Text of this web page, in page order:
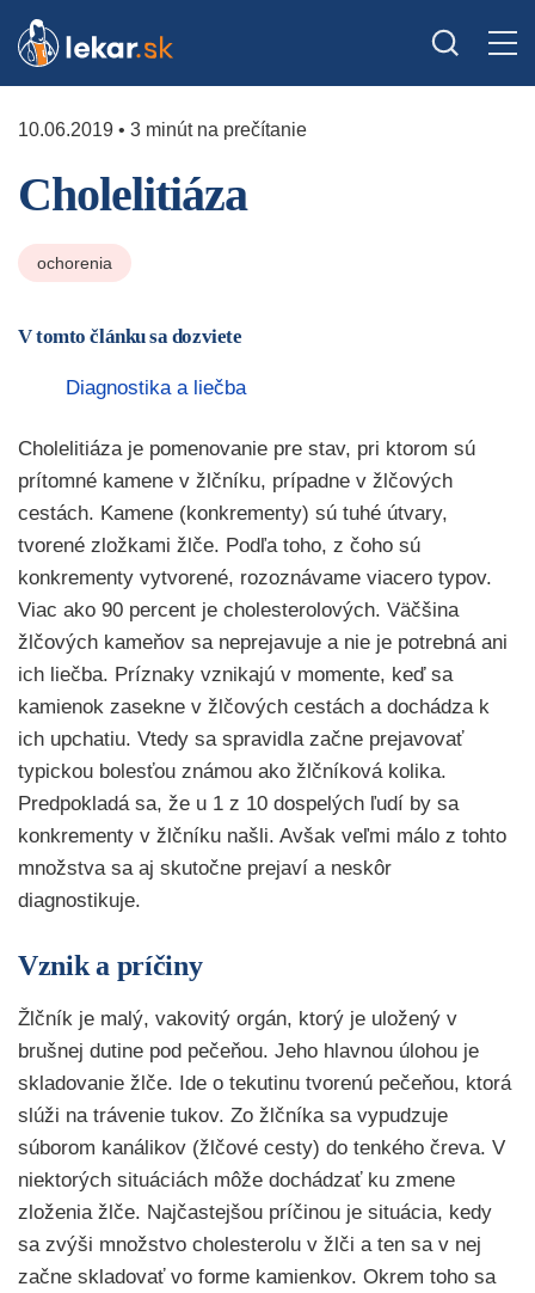
10.06.2019 • 3 minút na prečítanie
Cholelitiáza
ochorenia
V tomto článku sa dozviete
Diagnostika a liečba
Cholelitiáza je pomenovanie pre stav, pri ktorom sú
prítomné kamene v žlčníku, prípadne v žlčových
cestách. Kamene (konkrementy) sú tuhé útvary,
tvorené zložkami žlče. Podľa toho, z čoho sú
konkrementy vytvorené, rozoznávame viacero typov.
Viac ako 90 percent je cholesterolových. Väčšina
žlčových kameňov sa neprejavuje a nie je potrebná ani
ich liečba. Príznaky vznikajú v momente, keď sa
kamienok zasekne v žlčových cestách a dochádza k
ich upchatiu. Vtedy sa spravidla začne prejavovať
typickou bolesťou známou ako žlčníková kolika.
Predpokladá sa, že u 1 z 10 dospelých ľudí by sa
konkrementy v žlčníku našli. Avšak veľmi málo z tohto
množstva sa aj skutočne prejaví a neskôr
diagnostikuje.
Vznik a príčiny
Žlčník je malý, vakovitý orgán, ktorý je uložený v
brušnej dutine pod pečeňou. Jeho hlavnou úlohou je
skladovanie žlče. Ide o tekutinu tvorenú pečeňou, ktorá
slúži na trávenie tukov. Zo žlčníka sa vypudzuje
súborom kanálikov (žlčové cesty) do tenkého čreva. V
niektorých situáciách môže dochádzať ku zmene
zloženia žlče. Najčastejšou príčinou je situácia, kedy
sa zvýši množstvo cholesterolu v žlči a ten sa v nej
začne skladovať vo forme kamienkov. Okrem toho sa